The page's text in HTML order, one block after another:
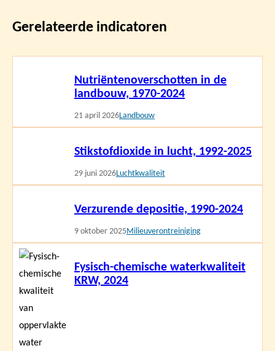
Gerelateerde indicatoren
Nutriëntenoverschotten in de
landbouw, 1970-2024
21 april 2026Landbouw
Stikstofdioxide in lucht, 1992-2025
29 juni 2026Luchtkwaliteit
Verzurende depositie, 1990-2024
9 oktober 2025Milieuverontreiniging
Fysisch-chemische waterkwaliteit
KRW, 2024
Lees
meer